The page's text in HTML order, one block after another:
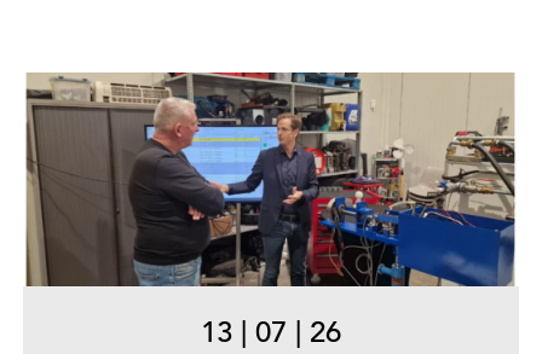
13 | 07 | 26